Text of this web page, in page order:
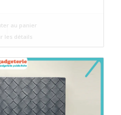
au panier
les détails